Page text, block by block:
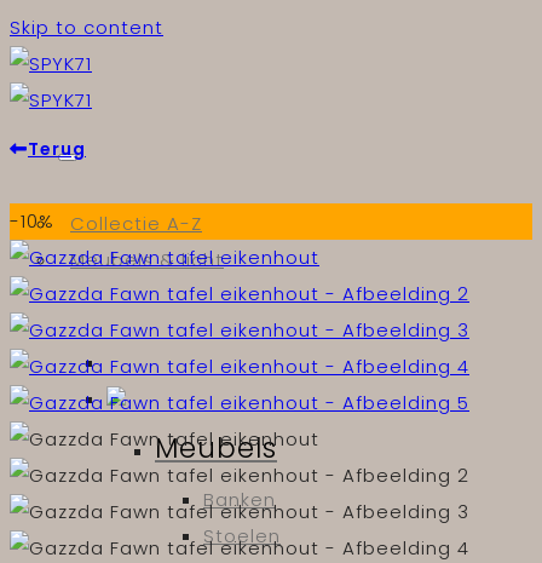
Skip to content
Collectie A-Z
Meubels & licht
Meubels
Banken
Stoelen
Terug
-10%